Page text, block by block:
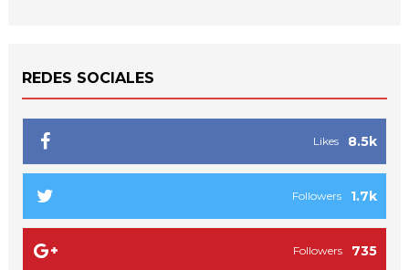
REDES SOCIALES
8.5k
Likes
1.7k
Followers
735
Followers